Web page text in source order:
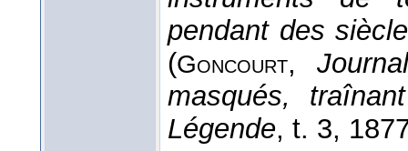
pendant des
(Goncourt,
masqués,
Légende, t. 3,